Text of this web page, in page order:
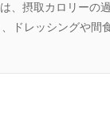
、摂取カロリーの
ドレッシングや